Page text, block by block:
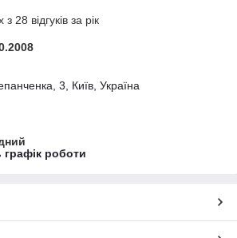
28 відгуків за рік
3, Київ, Україна
графік роботи